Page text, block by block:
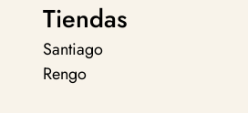
Tiendas
Santiago
Rengo